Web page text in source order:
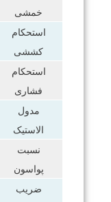
خمشی
استحکام
کششی
استحکام
فشاری
مدول
الاستیک
نسبت
پواسون
ضریب